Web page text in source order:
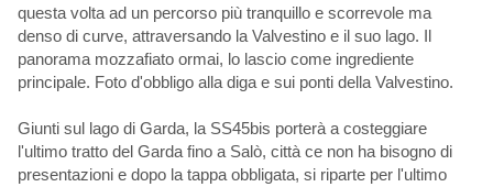
questa volta ad un percorso più tranquillo e scorrevole ma
denso di curve, attraversando la Valvestino e il suo lago. Il
panorama mozzafiato ormai, lo lascio come ingrediente
principale. Foto d'obbligo alla diga e sui ponti della Valvestino.
Giunti sul lago di Garda, la SS45bis porterà a costeggiare
l'ultimo tratto del Garda fino a Salò, città ce non ha bisogno di
presentazioni e dopo la tappa obbligata, si riparte per l'ultimo